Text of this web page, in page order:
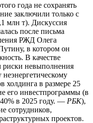
года не сохранять
заключили только с
млн т). Дискуссия
после письма
РЖД Олега
в котором он
В качестве
риски невыполнения
холдинга в размере 25
его инвестпрограммы (в
40% в 2025 году. — РБК),
сотрудников,
проектов.